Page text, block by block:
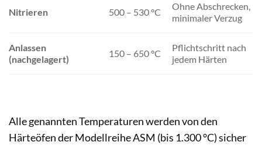
Nitrieren 500 – 530 °C
Ohne Abschrecken,
minimaler Verzug
Anlassen
(nachgelagert)
150 – 650 °C
Pflichtschritt nach
jedem Härten
Alle genannten Temperaturen werden von den
Härteöfen der Modellreihe ASM (bis 1.300 °C) sicher